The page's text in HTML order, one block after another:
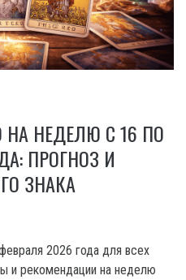
НА НЕДЕЛЮ С 16 ПО
ПРОГНОЗ И
ЗНАКА
2026 года для всех
и рекомендации на неделю